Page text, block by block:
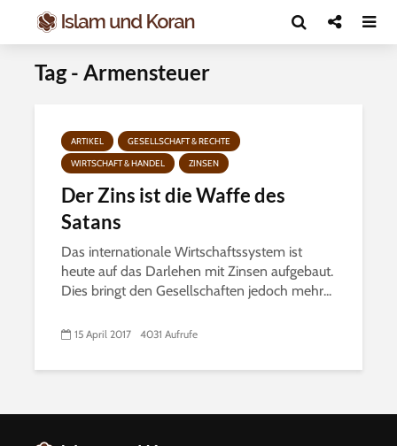
Tag - Armensteuer
ARTIKEL
GESELLSCHAFT & RECHTE
WIRTSCHAFT & HANDEL
ZINSEN
Der Zins ist die Waffe des
Satans
Das internationale Wirtschaftssystem ist
heute auf das Darlehen mit Zinsen aufgebaut.
Dies bringt den Gesellschaften jedoch mehr...
15 April 2017 4031 Aufrufe